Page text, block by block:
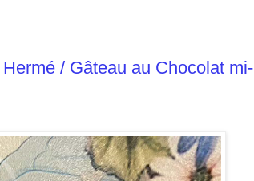
/ Gâteau au Chocolat mi-